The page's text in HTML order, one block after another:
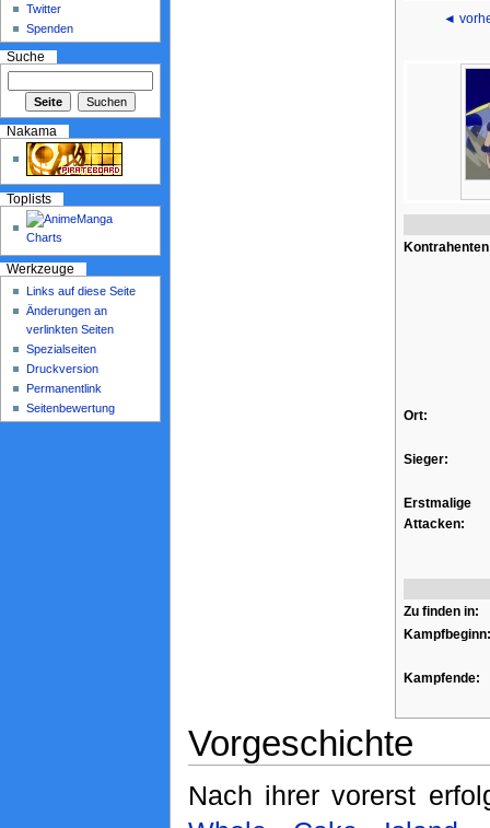
◄
Ort:
Sieger:
Erstmalige
Attacken:
Zu finden in:
Kampfbeginn:
Kampfende:
Vorgeschichte
Nach ihrer vorerst
Twitter
Spenden
Suche
Nakama
Toplists
Werkzeuge
Links auf diese Seite
Änderungen an
verlinkten Seiten
Spezialseiten
Druckversion
Permanentlink
Seitenbewertung